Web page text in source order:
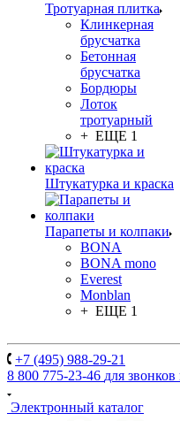
Тротуарная плитка
Клинкерная
брусчатка
Бетонная
брусчатка
Бордюры
Лоток
тротуарный
+ ЕЩЕ 1
Штукатурка и краска
Парапеты и колпаки
BONA
BONA mono
Everest
Monblan
+ ЕЩЕ 1
+7 (495) 988-29-21
8 800 775-23-46 для
Электронный каталог